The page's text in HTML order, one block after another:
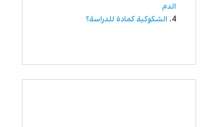
الدم
الشكوكية كمادة للدراسة؟